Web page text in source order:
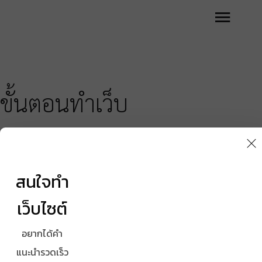
สนใจทำ
เว็บไซต์
อยากได้คำ
แนะนำรวดเร็ว
ขั้นตอนทำเว็บ
เว็บไซต์
ขั้นตอน
ข้อมูลทำ
เว็บไซต์